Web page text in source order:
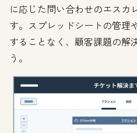
に応じた問い合わせのエスカ
す。スプレッドシートの管理
することなく、顧客課題の解
う。